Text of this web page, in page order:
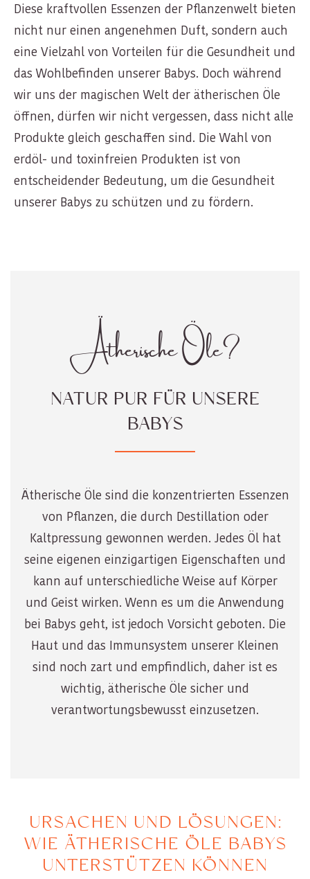
Diese kraftvollen Essenzen der Pflanzenwelt bieten
nicht nur einen angenehmen Duft, sondern auch
eine Vielzahl von Vorteilen für die Gesundheit und
das Wohlbefinden unserer Babys. Doch während
wir uns der magischen Welt der ätherischen Öle
öffnen, dürfen wir nicht vergessen, dass nicht alle
Produkte gleich geschaffen sind. Die Wahl von
erdöl- und toxinfreien Produkten ist von
entscheidender Bedeutung, um die Gesundheit
unserer Babys zu schützen und zu fördern.
Ätherische Öle?
NATUR PUR FÜR UNSERE
BABYS
Ätherische Öle sind die konzentrierten Essenzen
von Pflanzen, die durch Destillation oder
Kaltpressung gewonnen werden. Jedes Öl hat
seine eigenen einzigartigen Eigenschaften und
kann auf unterschiedliche Weise auf Körper
und Geist wirken. Wenn es um die Anwendung
bei Babys geht, ist jedoch Vorsicht geboten. Die
Haut und das Immunsystem unserer Kleinen
sind noch zart und empfindlich, daher ist es
wichtig, ätherische Öle sicher und
verantwortungsbewusst einzusetzen.
URSACHEN UND LÖSUNGEN:
WIE ÄTHERISCHE ÖLE BABYS
UNTERSTÜTZEN KÖNNEN